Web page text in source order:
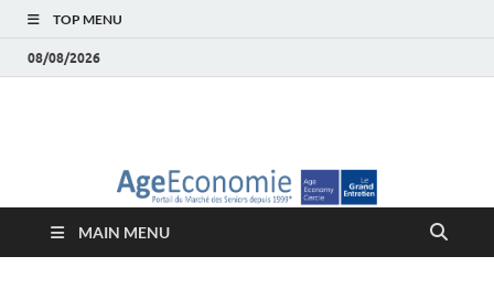
TOP MENU
08/08/2026
économie – Marché
des Seniors
MAIN MENU